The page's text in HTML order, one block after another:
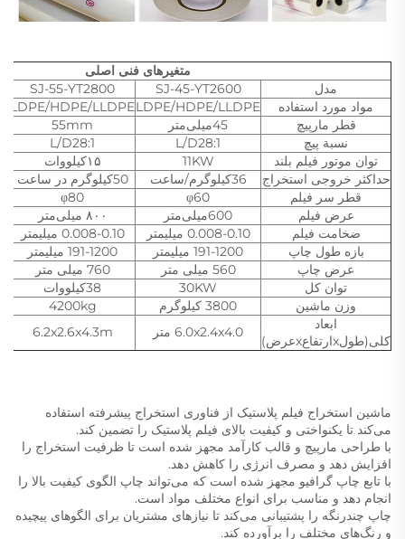
متغیرهای فنی اصلی
مدل
SJ-45-YT2600
SJ-55-YT2800
مواد مورد استفاده
LDPE/HDPE/LLDPE
LDPE/HDPE/LLDPE
قطر مارپیچ
45میلی‌متر
55mm
نسبة پیچ
L/D28:1
L/D28:1
توان موتور فیلم بلند
11KW
۱۵کیلووات
حداکثر خروجی استخراج
36کیلوگرم/ساعت 50کیلوگرم در ساعت
قطر سر فیلم
φ60
φ80
عرض فیلم
600میلی‌متر
۸۰۰ میلی‌متر
ضخامت فیلم
0.008-0.10 میلیمتر
0.008-0.10 میلیمتر
بازه طول چاپ
191-1200 میلیمتر
191-1200 میلیمتر
عرض چاپ
560 میلی متر
760 میلی متر
توان کل
30KW
38کیلووات
وزن ماشین
3800 کیلوگرم
4200kg
ابعاد
کلی(طولxارتفاعxعرض)
6.0x2.4x4.0 متر 6.2x2.6x4.3m
ماشین استخراج فیلم پلاستیک از فناوری استخراج پیشرفته استفاده
می‌کند تا یکنواختی و کیفیت بالای فیلم پلاستیک را تضمین کند.
با طراحی مارپیچ و قالب کارآمد مجهز شده است تا ظرفیت استخراج را
افزایش دهد و مصرف انرژی را کاهش دهد.
با تابع چاپ گرافیو مجهز شده است که می‌تواند چاپ الگوی کیفیت بالا را
انجام دهد و مناسب برای انواع مختلف مواد است.
چاپ چندرنگه را پشتیبانی می‌کند تا نیازهای مشتریان برای الگوهای پیچیده
و رنگ‌های مختلف را برآورده کند.